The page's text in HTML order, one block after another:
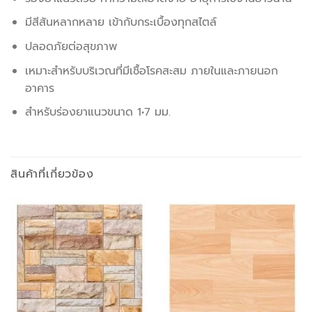
มีสีสันหลากหลาย เข้ากับกระเบื้องทุกสไตล์
ปลอดภัยต่อสุขภาพ
เหมาะสำหรับบริเวณที่มีเชื้อโรคสะสม ภายในและภายนอก
อาคาร
สำหรับร่องยาแนวขนาด 1•7 มม.
สินค้าที่เกี่ยวข้อง